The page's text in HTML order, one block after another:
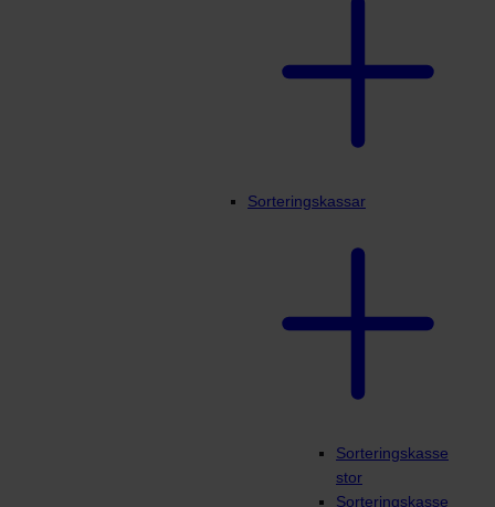
Sorteringskassar
Sorteringskasse
stor
Sorteringskasse